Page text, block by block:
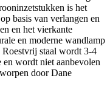
is het
basis van verlangen en
en het vierkante
en moderne wandlamp
staal wordt 3-4
wordt niet aanbevolen
door Dane